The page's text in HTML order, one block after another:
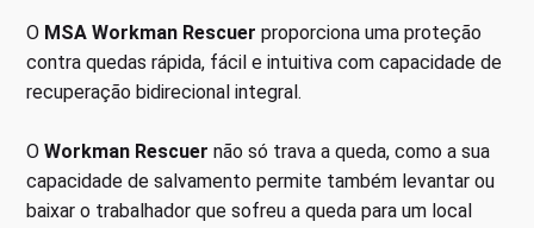
O MSA Workman Rescuer proporciona uma proteção
contra quedas rápida, fácil e intuitiva com capacidade de
recuperação bidirecional integral.
OWorkman Rescuer não só trava a queda, como a sua
capacidade de salvamento permite também levantar ou
baixar o trabalhador que sofreu a queda para um local